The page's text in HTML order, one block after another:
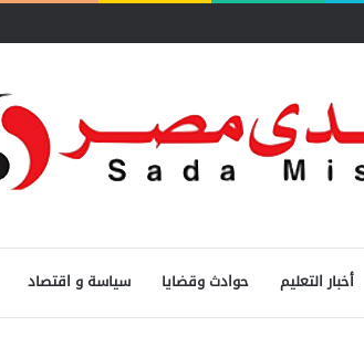
ومؤسسات المجتمع الأهلي لتعزيز التعاون التنموي
أخبار التعليم حوادث وقضايا سياسة و اقتصاد